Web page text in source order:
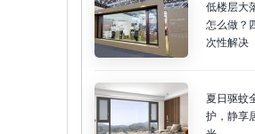
低楼层大
怎么做？
次性解决
夏日驱蚊
护，静享